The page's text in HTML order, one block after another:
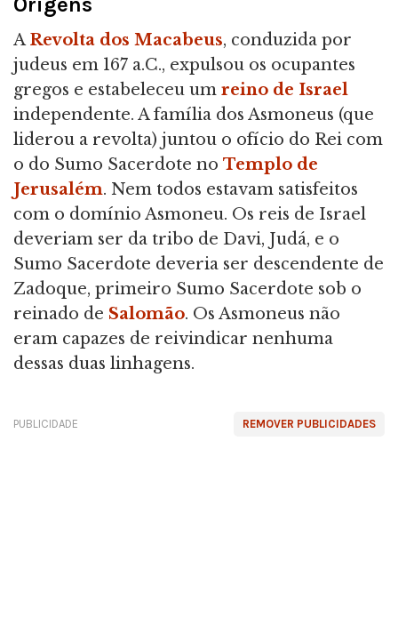
ARevolta dos Macabeus, conduzida por
judeus em 167 a.C., expulsou os ocupantes
gregos e estabeleceu um reino de Israel
independente. A família dos Asmoneus (que
liderou a revolta) juntou o ofício do Rei com
o do Sumo Sacerdote no Templo de
Jerusalém. Nem todos estavam satisfeitos
com o domínio Asmoneu. Os reis de Israel
deveriam ser da tribo de Davi, Judá, e o
Sumo Sacerdote deveria ser descendente de
Zadoque, primeiro Sumo Sacerdote sob o
reinado de Salomão. Os Asmoneus não
eram capazes de reivindicar nenhuma
dessas duas linhagens.
REMOVER PUBLICIDADES
PUBLICIDADE